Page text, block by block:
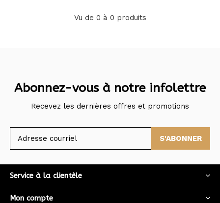
Vu de 0 à 0 produits
Abonnez-vous à notre infolettre
Recevez les dernières offres et promotions
S'ABONNER
Service à la clientèle
Mon compte